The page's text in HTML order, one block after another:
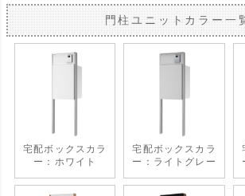
門柱ユニットカラー一
宅配ボックスカラ
ー：ホワイト
宅配ボックスカラ
ー：ライトグレー